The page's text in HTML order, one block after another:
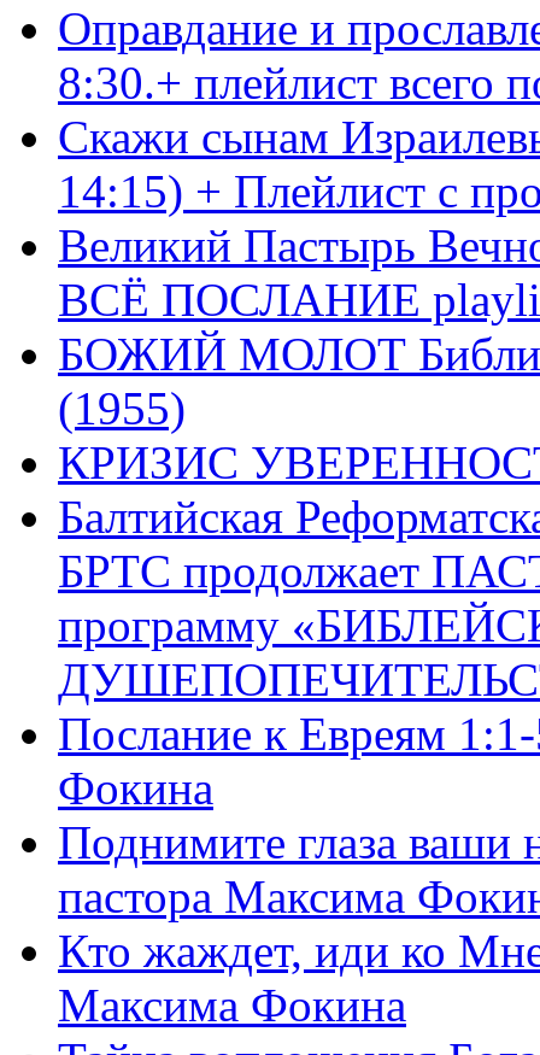
Оправдание и
8:30.+ плейлист
Скажи сынам
14:15) + Плейлист с
Великий Пастырь
ВСЁ ПОСЛАНИЕ
БОЖИЙ МОЛОТ Библия
(1955)
КРИЗИС
Балтийская
БРТС продолжает
программу
Послание к Евреям
Фокина
Поднимите глаза ваши
пастора Максима
Кто жаждет, иди ко
Максима Фокина